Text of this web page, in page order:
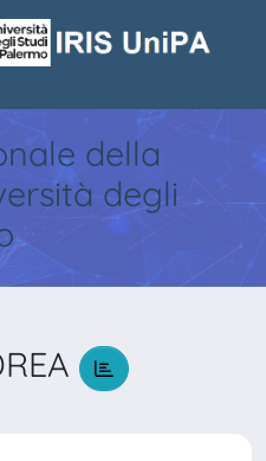
della
degli